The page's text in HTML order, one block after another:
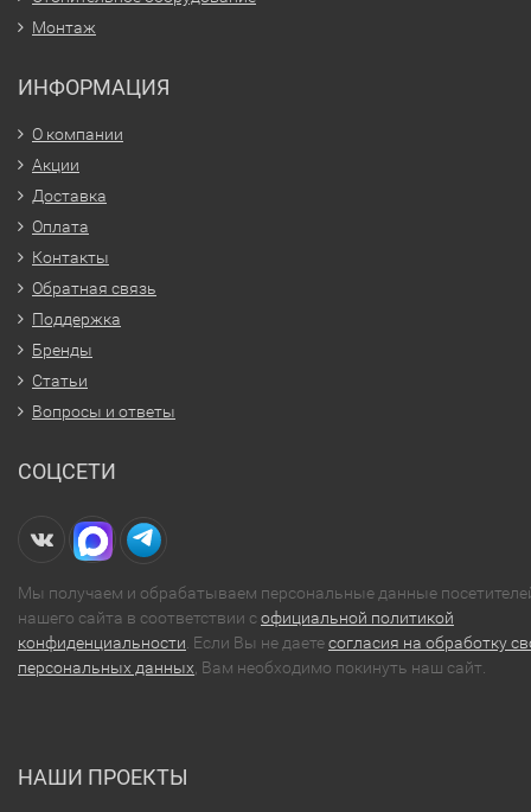
Монтаж
ИНФОРМАЦИЯ
О компании
Акции
Доставка
Оплата
Контакты
Обратная связь
Поддержка
Бренды
Статьи
Вопросы и ответы
СОЦСЕТИ
Мы получаем и обрабатываем персональные данные
нашего сайта в соответствии софициальной политикой
конфиденциальности . Если Вы не даетесогласия на обработку
персональных данных , Вам необходимо покинуть наш сайт.
НАШИ ПРОЕКТЫ